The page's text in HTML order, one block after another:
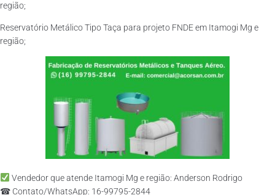
região;
Reservatório Metálico Tipo Taça para projeto FNDE em Itamogi Mg e
região;
Vendedor que atende Itamogi Mg e região: Anderson Rodrigo
☎ Contato/WhatsApp: 16-99795-2844